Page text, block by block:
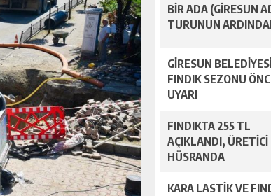
BİR ADA (GİRESUN
TURUNUN
GİRESUN
FINDIK SEZONU
UYARI
FINDIKTA 255 TL
AÇIKLANDI, ÜRETİCİ
HÜSRANDA
KARA LASTİK VE